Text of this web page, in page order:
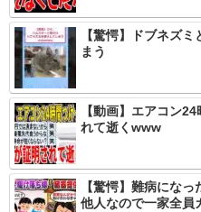
【驚愕】ドブネズ
まう
【動画】エアコン
れて逝くwww
【驚愕】難病にな
他人なので一家全員